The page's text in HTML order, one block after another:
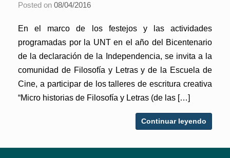
Posted on 08/04/2016
En el marco de los festejos y las actividades
programadas por la UNT en el año del Bicentenario
de la declaración de la Independencia, se invita a la
comunidad de Filosofía y Letras y de la Escuela de
Cine, a participar de los talleres de escritura creativa
“Micro historias de Filosofía y Letras (de las […]
Continuar leyendo